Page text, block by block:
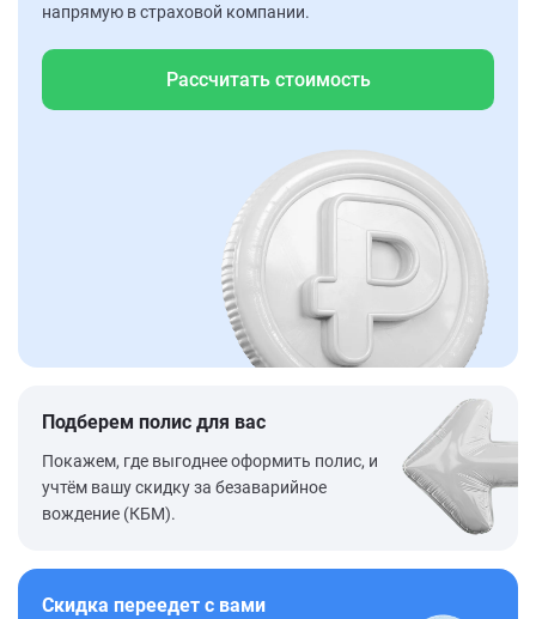
напрямую в страховой компании.
Рассчитать стоимость
Подберем полис для вас
Покажем, где выгоднее оформить полис, и
учтём вашу скидку за безаварийное
вождение (КБМ).
Скидка переедет с вами